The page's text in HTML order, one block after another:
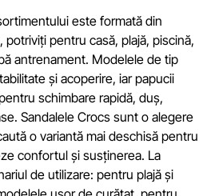
este formată din
potriviți pentru casă, plajă, piscină,
antrenament. Modelele de tip
și acoperire, iar papucii
schimbare rapidă, duș,
Sandalele Crocs sunt o alegere
o variantă mai deschisă pentru
confortul și susținerea. La
de utilizare: pentru plajă și